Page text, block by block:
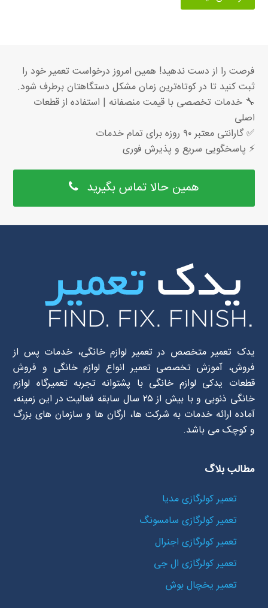
فرصت را از دست ندهید! همین امروز درخواست تعمیر خود را
ثبت کنید تا در کوتاه‌ترین زمان مشکل دستگاهتان برطرف شود.
🔧 خدمات تخصصی با قیمت منصفانه | استفاده از قطعات
اصلی
✅ گارانتی معتبر ۹۰ روزه برای تمام خدمات
⚡ پاسخگویی سریع و پذیرش فوری
همین حالا تماس بگیرید
یدک تعمیر متخصص در تعمیر لوازم خانگی، خدمات پس از
فروش، آموزش تخصصی تعمیر انواع لوازم خانگی و فروش
قطعات یدکی لوازم خانگی با پشتوانه تجربه تعمیرگاه لوازم
خانگی ذنوبی و با بیش از ۲۵ سال سابقه فعالیت در این زمینه،
آماده ارائه خدمات به شرکت ها، ارگان ها و سازمان های بزرگ
و کوچک می باشد.
مطالب بلاگ
تعمیر کولرگازی مدیا
تعمیر کولرگازی سامسونگ
تعمیر کولرگازی اجنرال
تعمیر کولرگازی ال جی
تعمیر یخچال بوش